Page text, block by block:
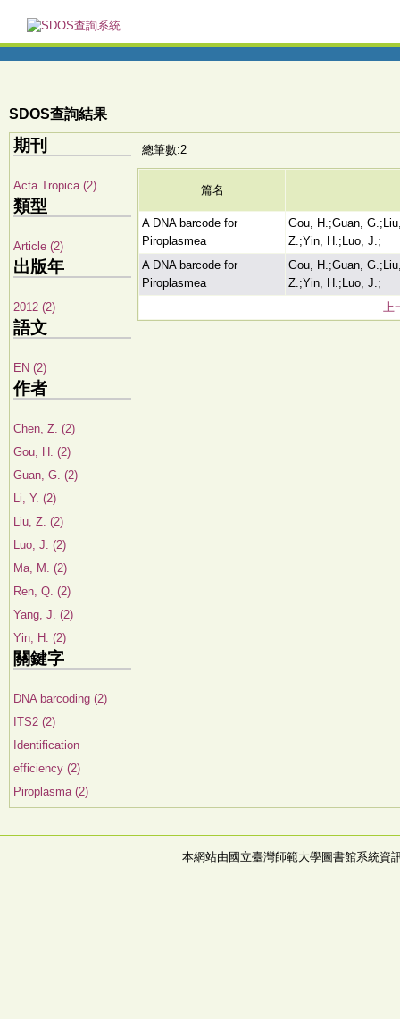
SDOS查詢結果
期刊
Acta Tropica (2)
類型
Article (2)
出版年
2012 (2)
語文
EN (2)
作者
Chen, Z. (2)
Gou, H. (2)
Guan, G. (2)
Li, Y. (2)
Liu, Z. (2)
Luo, J. (2)
Ma, M. (2)
Ren, Q. (2)
Yang, J. (2)
Yin, H. (2)
關鍵字
DNA barcoding (2)
ITS2 (2)
Identification
efficiency (2)
Piroplasma (2)
總筆數:2
篇名
A DNA barcode for
Piroplasmea
Gou, H.;Guan,
Z.;Yin, H.;Luo, J.;
A DNA barcode for
Piroplasmea
Gou, H.;Guan,
Z.;Yin, H.;Luo, J.;
上
本網站由國立臺灣師範大學圖書館系統資